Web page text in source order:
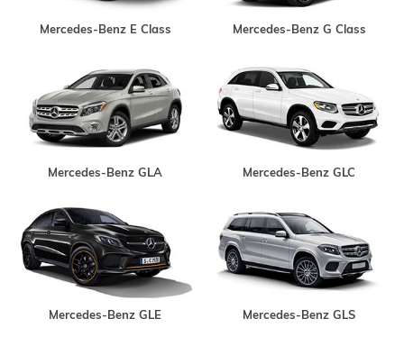
Mercedes-Benz E Class Mercedes-Benz G Class
Mercedes-Benz GLA Mercedes-Benz GLC
Mercedes-Benz GLE Mercedes-Benz GLS